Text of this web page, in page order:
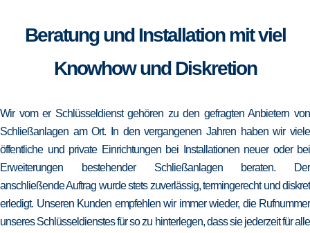
Beratung und Installation mit viel
Knowhow und Diskretion
Wir vom er Schlüsseldienst gehören zu den gefragten Anbietern von
Schließanlagen am Ort. In den vergangenen Jahren haben wir viele
öffentliche und private Einrichtungen bei Installationen neuer oder bei
Erweiterungen bestehender Schließanlagen beraten. Der
anschließende Auftrag wurde stets zuverlässig, termingerecht und diskret
erledigt. Unseren Kunden empfehlen wir immer wieder, die Rufnummer
unseres Schlüsseldienstes für so zu hinterlegen, dass sie jederzeit für alle